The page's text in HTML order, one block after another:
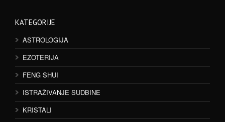
KATEGORIJE
ASTROLOGIJA
EZOTERIJA
FENG SHUI
ISTRAŽIVANJE SUDBINE
KRISTALI